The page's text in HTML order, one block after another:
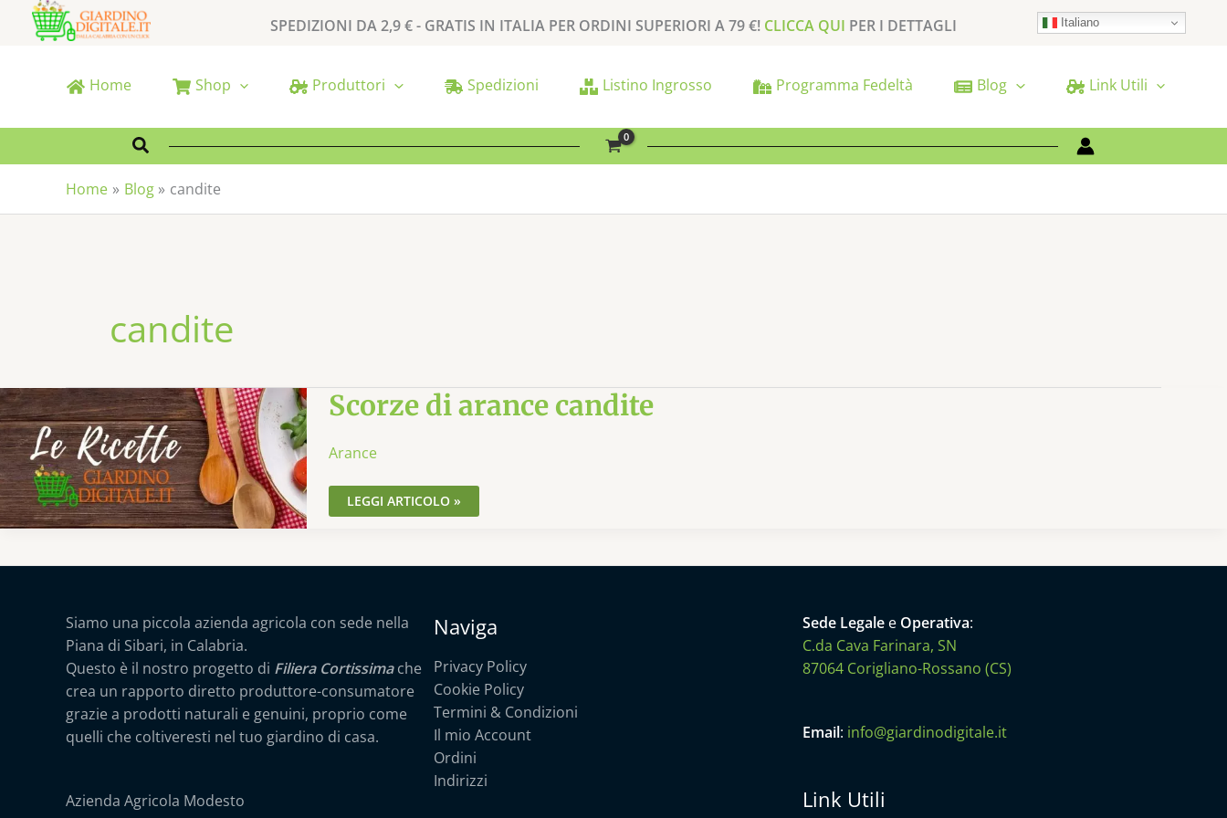
SPEDIZIONI DA 2,9 € - GRATIS IN ITALIA PER ORDINI SUPERIORI A79 €! CLICCA QUI PER I DETTAGLI Italiano
Home Shop Produttori Spedizioni Listino Ingrosso Programma Fedeltà Blog Link Utili
Cerca
Home Blog candite
candite
Scorze di arance candite
Arance
SCORZE
DI
ARANCE
LEGGI ARTICOLO »
Siamo una piccola azienda agricola con sede nella
Piana di Sibari, in Calabria.
Questo è il nostro progetto di Filiera Cortissimache
crea un rapporto diretto produttore-consumatore
grazie a prodotti naturali e genuini, proprio come
quelli che coltiveresti nel tuo giardino di casa.
Azienda Agricola Modesto
Naviga
Privacy Policy
Cookie Policy
Termini & Condizioni
Il mio Account
Ordini
Indirizzi
Sede Legalee Operativa:
C.da Cava Farinara, SN
87064 Corigliano-Rossano (CS)
Email: info@giardinodigitale.it
Link Utili